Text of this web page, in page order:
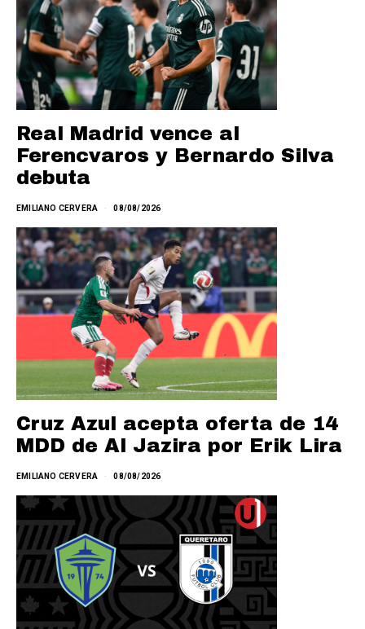
Real Madrid vence al
Ferencvaros y Bernardo Silva
debuta
EMILIANO CERVERA 08/08/2026
Cruz Azul acepta oferta de 14
MDD de Al Jazira por Erik Lira
EMILIANO CERVERA 08/08/2026